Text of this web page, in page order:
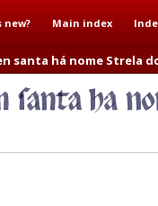
new? Main index
santa há nome Strela